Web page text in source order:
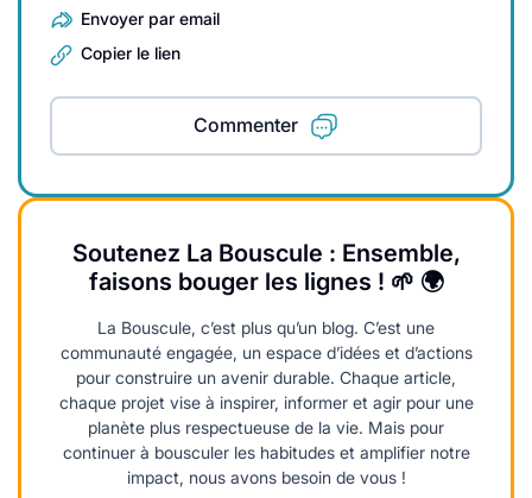
Envoyer par email
Copier le lien
Commenter
Soutenez La Bouscule : Ensemble,
faisons bouger les lignes ! 🌱 🌍
La Bouscule, c’est plus qu’un blog. C’est une
communauté engagée, un espace d’idées et d’actions
pour construire un avenir durable. Chaque article,
chaque projet vise à inspirer, informer et agir pour une
planète plus respectueuse de la vie. Mais pour
continuer à bousculer les habitudes et amplifier notre
impact, nous avons besoin de vous !